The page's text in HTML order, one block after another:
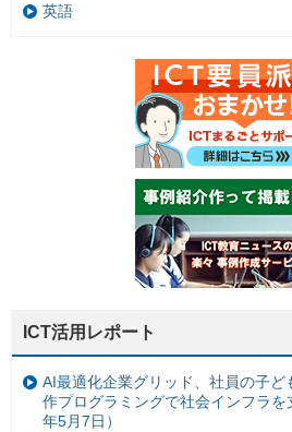
英語
ICT活用レポート
AI最適化企業グリッド、社員の子ど
作プログラミングで社会インフラ
年5月7日）